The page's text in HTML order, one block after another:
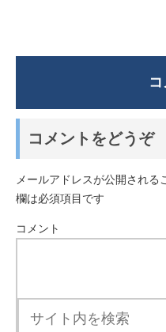
コメントをどうぞ
メールアドレスが公開される
欄は必須項目です
コメント